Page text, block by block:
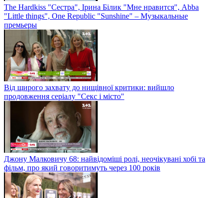
The Hardkiss "Сестра", Ірина Білик "Мне нравится", Abba
"Little things", One Republic "Sunshine" – Музыкальные
премьеры
Від щирого захвату до нищівної критики: вийшло
продовження серіалу "Секс і місто"
Джону Малковичу 68: найвідоміші ролі, неочікувані хобі та
фільм, про який говоритимуть через 100 років